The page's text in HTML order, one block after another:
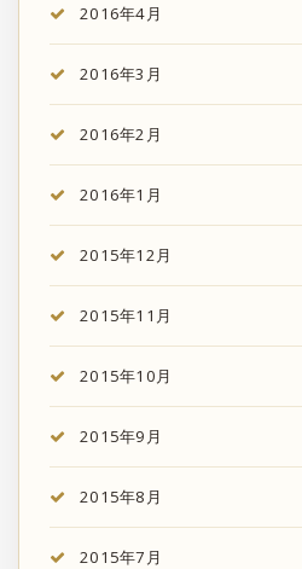
2016年4月
2016年3月
2016年2月
2016年1月
2015年12月
2015年11月
2015年10月
2015年9月
2015年8月
2015年7月